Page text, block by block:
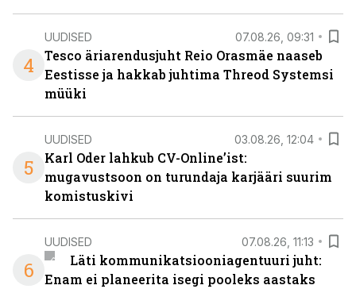
4
UUDISED 07.08.26, 09:31
Tesco äriarendusjuht Reio Orasmäe naaseb
Eestisse ja hakkab juhtima Threod Systemsi
müüki
5
UUDISED 03.08.26, 12:04
Karl Oder lahkub CV-Online’ist:
mugavustsoon on turundaja karjääri suurim
komistuskivi
6
UUDISED 07.08.26, 11:13
Läti kommunikatsiooniagentuuri juht:
Enam ei planeerita isegi pooleks aastaks